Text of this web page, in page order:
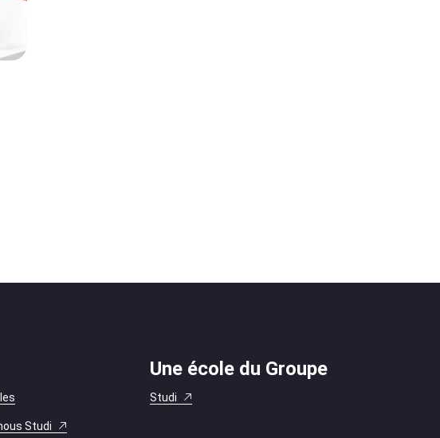
Studi
Une école du Groupe
Studi